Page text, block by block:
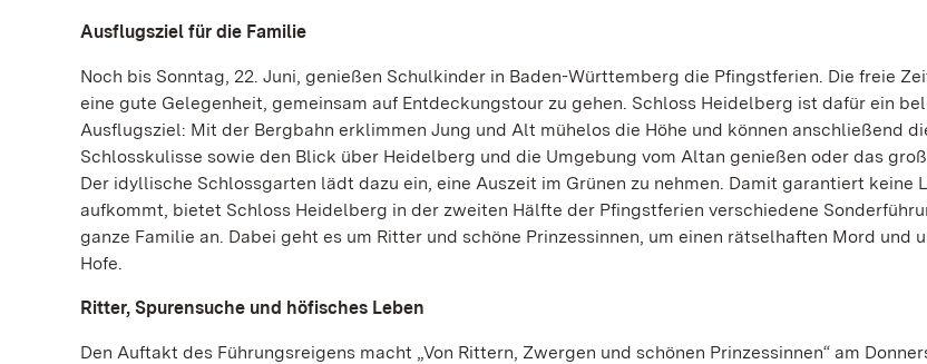
Ausflugsziel für die Familie
Noch bis Sonntag, 22. Juni, genießen Schulkinder in Baden-Württemberg die Pfingstferien. Die freie
eine gute Gelegenheit, gemeinsam auf Entdeckungstour zu gehen. Schloss Heidelberg ist dafür ein
Ausflugsziel: Mit der Bergbahn erklimmen Jung und Alt mühelos die Höhe und können anschließend
Schlosskulisse sowie den Blick über Heidelberg und die Umgebung vom Altan genießen oder das
Der idyllische Schlossgarten lädt dazu ein, eine Auszeit im Grünen zu nehmen. Damit garantiert keine
aufkommt, bietet Schloss Heidelberg in der zweiten Hälfte der Pfingstferien verschiedene
ganze Familie an. Dabei geht es um Ritter und schöne Prinzessinnen, um einen rätselhaften Mord und
Hofe.
Ritter, Spurensuche und höfisches Leben
Den Auftakt des Führungsreigens macht „Von Rittern, Zwergen und schönen Prinzessinnen“ am